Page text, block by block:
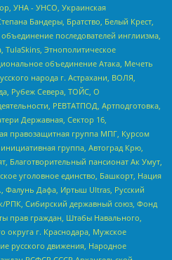
УНА - УНСО, Украинская
Бандеры, Братство, Белый Крест,
последователей инглиизма,
Этнополитическое
объединение Атака, Мечеть
народа г. Астрахани, ВОЛЯ,
Рубеж Севера, ТОЙС, О
РЕВТАТПОД, Артподготовка,
Державная, Сектор 16,
правозащитная группа МПГ, Курсом
группа, Автоград Крю,
Благотворительный пансионат Ак Умут,
уголовное единство, Башкорт, Нация
Фалунь Дафа, Иртыш Ultras, Русский
РПК, Сибирский державный союз, Фонд
прав граждан, Штабы Навального,
округа г. Краснодара, Мужское
русского движения, Народное